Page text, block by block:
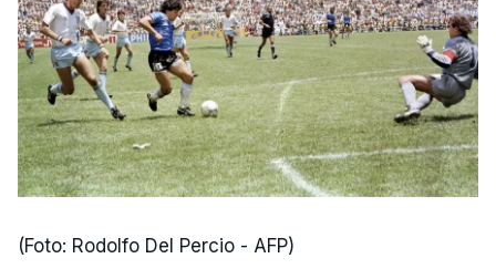
(Foto: Rodolfo Del Percio - AFP)